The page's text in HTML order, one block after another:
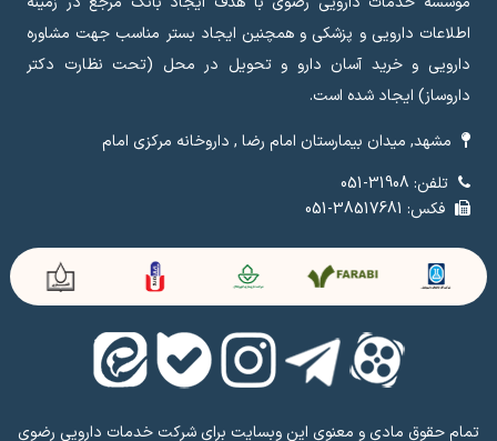
اطلاعات دارویی و پزشکی و همچنین ایجاد بستر مناسب جهت مشاوره
دارویی و خرید آسان دارو و تحویل در محل (تحت نظارت دکتر
داروساز) ایجاد شده است.
مشهد, میدان بیمارستان امام رضا , داروخانه مرکزی امام
تلفن: 31908-051
فکس: 38517681-051
تمام حقوق مادی و معنوی این وبسایت برای شرکت خدمات دارویی رضوی